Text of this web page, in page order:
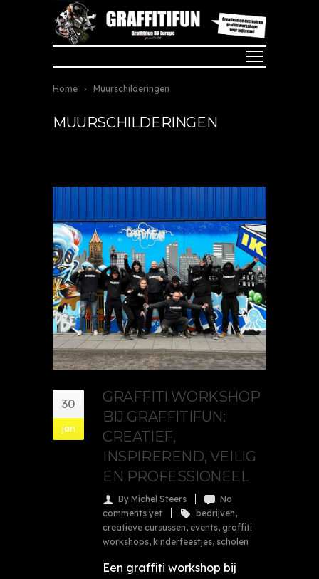
Home Muurschilderingen
MUURSCHILDERINGEN
30
jan
GRAFFITI WORKSHOP
BIJ GRAFFITIFUN:
CREATIEF,
INSPIREREND, VEILIG
EN PROFESSIONEEL
By Michel Steers
No
comments yet
bedrijven,
creatieve cursussen, events, graffiti
workshops, kinderfeestjes, scholen
Een graffiti workshop bij